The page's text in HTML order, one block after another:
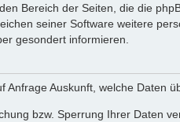
Bereich der Seiten, die die
seiner Software weitere
gesondert informieren.
Anfrage Auskunft, welche Daten
bzw. Sperrung Ihrer Daten